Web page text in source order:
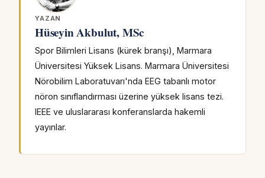
YAZAN
Hüseyin Akbulut, MSc
Spor Bilimleri Lisans (kürek branşı), Marmara
Üniversitesi Yüksek Lisans. Marmara Üniversitesi
Nörobilim Laboratuvarı'nda EEG tabanlı motor
nöron sınıflandırması üzerine yüksek lisans tezi.
IEEE ve uluslararası konferanslarda hakemli
yayınlar.